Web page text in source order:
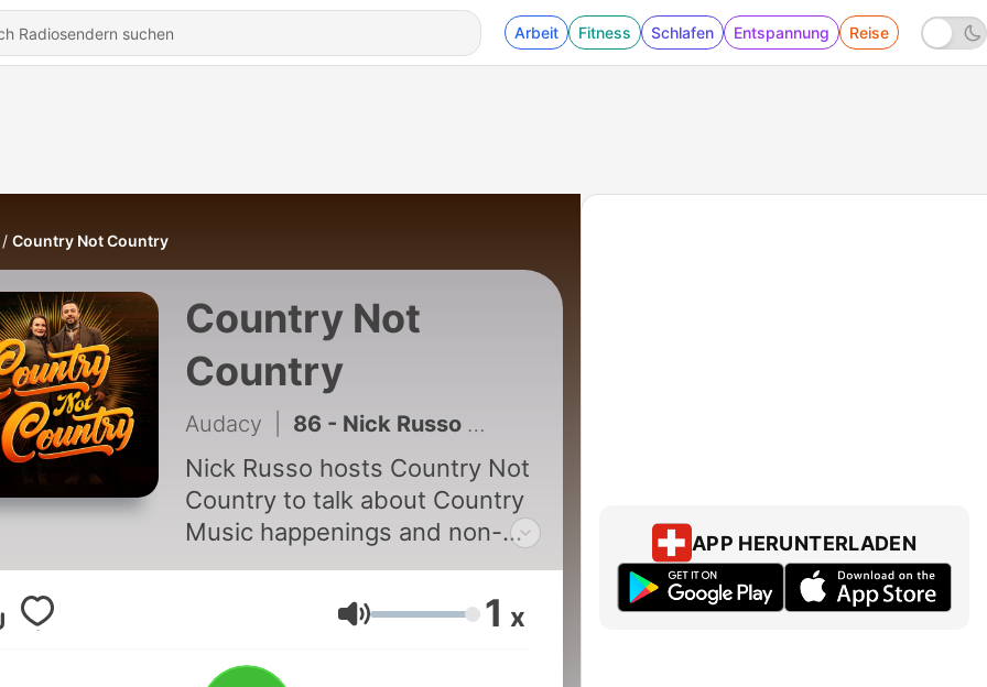
Arbeit Fitness Schlafen Entspannung Reise
Country Not Country
Country Not
Country
Audacy 86 - Nick Russo with Ben Gallaher
Nick Russo hosts Country Not
Country to talk about Country
Music happenings and non-
Country Music happenings
around the world. Be sure to
like, follow & subscribe to the
podcast to get updates when
Lautstärke 1 x
APP HERUNTERLADEN